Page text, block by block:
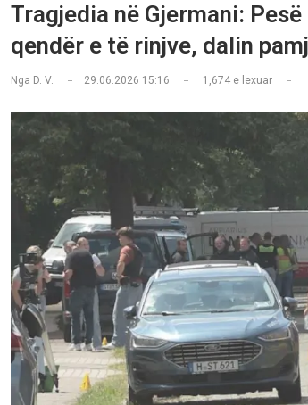
Tragjedia në Gjermani:
qendër e të rinjve, dalin
Nga D. V. 29.06.2026 15:16 1,674e lexuar